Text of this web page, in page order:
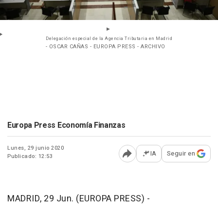
Delegación especial de la Agencia Tributaria en Madrid
- OSCAR CAÑAS - EUROPA PRESS - ARCHIVO
Europa Press Economía Finanzas
Lunes, 29 junio 2020
Publicado: 12:53
Abrir opciones para
IA Seguir en
MADRID, 29 Jun. (EUROPA PRESS) -